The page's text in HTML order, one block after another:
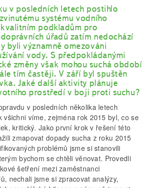
v posledních letech postihlo
systému vodního
podkladům pro
úřadů zatím nedochází
byli významně omezováni
vody. S předpokládanými
změny však mohou suchá období
tím častěji. V září byl spuštěn
Jaké další aktivity plánuje
prostředí v boji proti suchu?
v posledních několika letech
všichni víme, zejména rok 2015 byl, co se
kritický. Jako první krok v řešení této
zmapovat dopady sucha z roku 2015
problémů jsme si stanovili
bychom se chtěli věnovat. Provedli
šetření mezi zaměstnanci
nechali jsme si zpracovat analýzy,